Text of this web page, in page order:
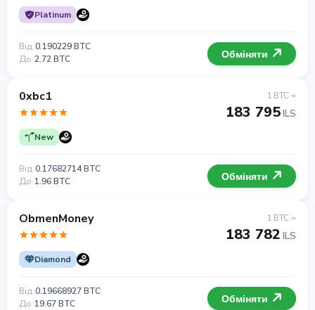
Platinum
Від 0.190229 BTC
До 2.72 BTC Обміняти
0xbc1
New
1 BTC =
183 795ILS
Від 0.17682714 BTC
До 1.96 BTC Обміняти
ObmenMoney
Diamond
1 BTC =
183 782 ILS
Від 0.19668927 BTC
До 19.67 BTC Обміняти